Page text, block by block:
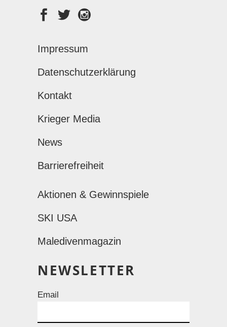
Impressum
Datenschutzerklärung
Kontakt
Krieger Media
News
Barrierefreiheit
Aktionen & Gewinnspiele
SKI USA
Maledivenmagazin
NEWSLETTER
Email